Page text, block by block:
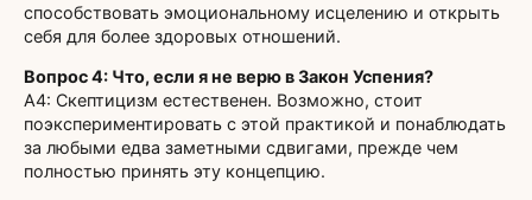
способствовать эмоциональному исцелению и открыть
себя для более здоровых отношений.
Вопрос 4: Что, если я не верю в Закон Успения?
A4: Скептицизм естественен. Возможно, стоит
поэкспериментировать с этой практикой и понаблюдать
за любыми едва заметными сдвигами, прежде чем
полностью принять эту концепцию.